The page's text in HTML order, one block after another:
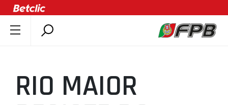
ÚLTIMAS
RIO MAIOR